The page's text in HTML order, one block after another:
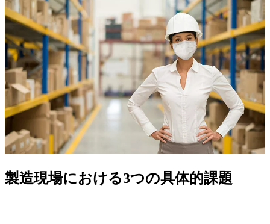
製造現場における3つの具体的課題